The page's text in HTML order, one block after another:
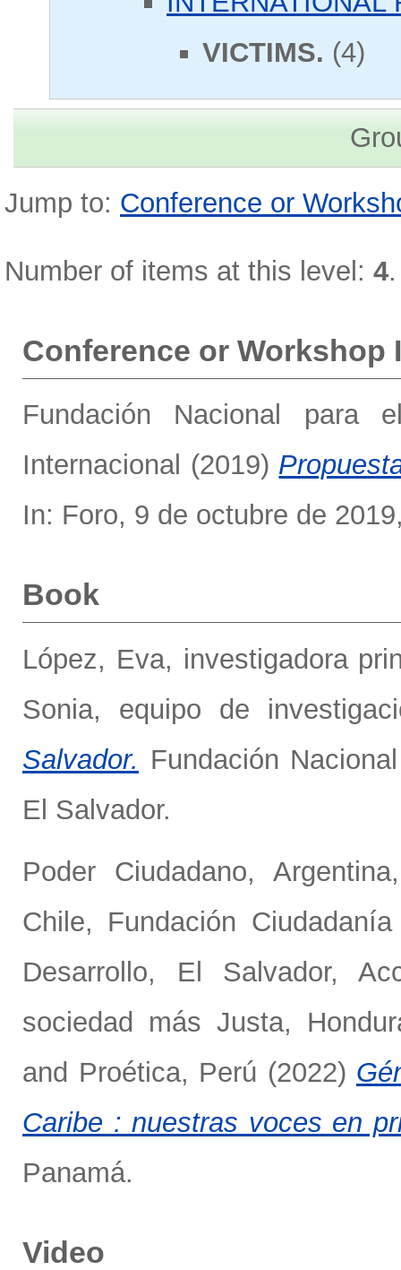
VICTIMS. (4)
Jump to: Conference or
Number of items at this level: 4.
Conference or Workshop
Fundación Nacional para
Internacional (2019)
In: Foro, 9 de octubre de
Book
López, Eva, investigadora
Sonia, equipo de
Salvador. Fundación
El Salvador.
Poder Ciudadano, Argentina
Chile, Fundación
Desarrollo, El Salvador,
sociedad más Justa,
and Proética, Perú (2022)
Caribe : nuestras voces en
Panamá.
Video